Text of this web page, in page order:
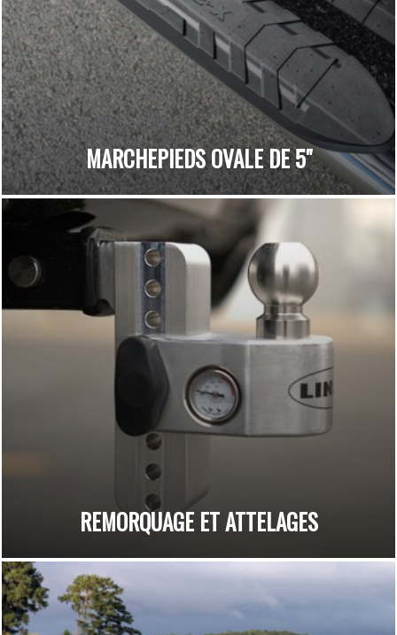
MARCHEPIEDS OVALE DE 5"
REMORQUAGE ET ATTELAGES